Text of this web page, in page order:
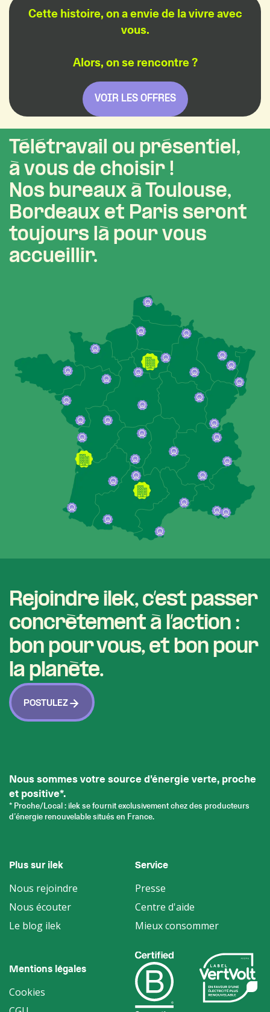
Cette histoire, on a envie de la vivre avec
vous.
Alors, on se rencontre ?
VOIR LES OFFRES
Télétravail ou présentiel,
à vous de choisir !
Nos bureaux à Toulouse,
Bordeaux et Paris seront
toujours là pour vous
accueillir.
Rejoindre ilek, c’est passer
concrètement à l’action :
bon pour vous, et bon pour
la planète.
POSTULEZ
Nous sommes votre source d'énergie verte, proche
et positive*.
* Proche/Local : ilek se fournit exclusivement chez des producteurs
d’énergie renouvelable situés en France.
Plus sur ilek
Nous rejoindre
Nous écouter
Le blog ilek
Service
Presse
Centre d'aide
Mieux consommer
Mentions légales
Cookies